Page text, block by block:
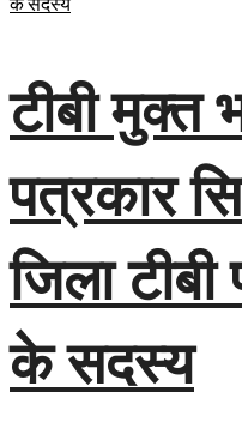
टीबी मुक्त
पत्रकार
जिला
के सदस्य